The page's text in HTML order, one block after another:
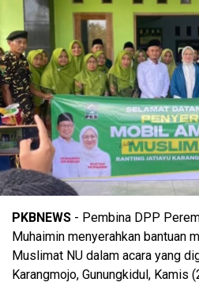
Rustini Muhaimin Iskandar (foto: pkb)
PKBNEWS - Pembina DPP
Muhaimin menyerahkan bantuan
Muslimat NU dalam acara yang
Karangmojo, Gunungkidul, Kamis